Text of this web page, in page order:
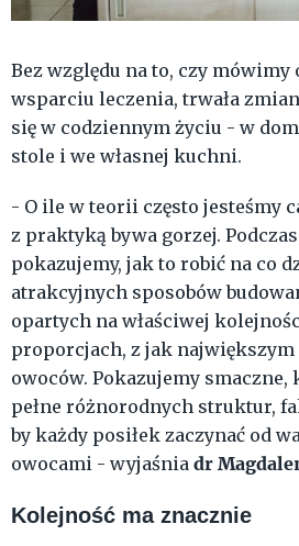
Bez względu na to, czy
wsparciu leczenia, trwała
się w codziennym życiu - w
stole i we własnej kuchni.
- O ile w teorii często jesteśmy
z praktyką bywa gorzej.
pokazujemy, jak to robić na co
atrakcyjnych sposobów
opartych na właściwej
proporcjach, z jak największym
owoców. Pokazujemy
pełne różnorodnych struktur,
by każdy posiłek zaczynać od
owocami - wyjaśnia dr
Kolejność ma znacznie